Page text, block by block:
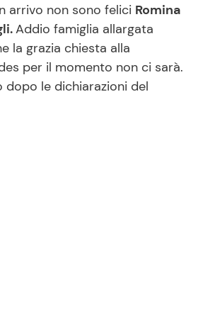
Le Ricette in TV
Primi Piatti
Ricette Facili e Veloci
arrivo non sono felici Romina
Addio famiglia allargata
la grazia chiesta alla
per il momento non ci sarà.
dopo le dichiarazioni del